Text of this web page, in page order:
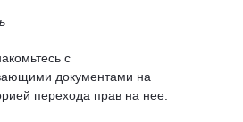
с
документами на
перехода прав на нее.